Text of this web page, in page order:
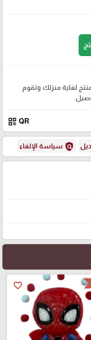
لغاية منزلك وتقوم
QR
qr_code
policy سياسة الإلغاء
favorite_border